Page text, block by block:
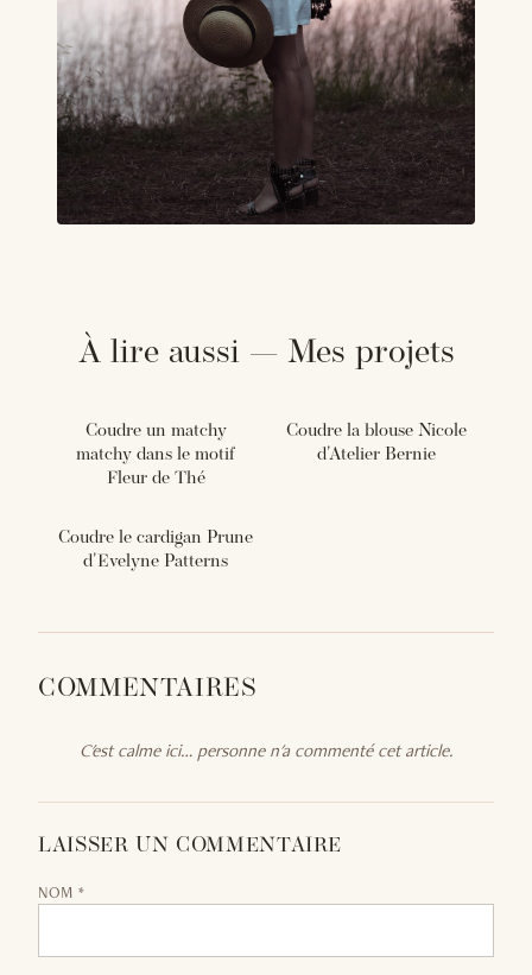
À lire aussi — Mes projets
Coudre un matchy
matchy dans le motif
Fleur de Thé
Coudre la blouse Nicole
d'Atelier Bernie
Coudre le cardigan Prune
d'Evelyne Patterns
COMMENTAIRES
C'est calme ici… personne n'a commenté cet article.
LAISSER UN COMMENTAIRE
NOM *